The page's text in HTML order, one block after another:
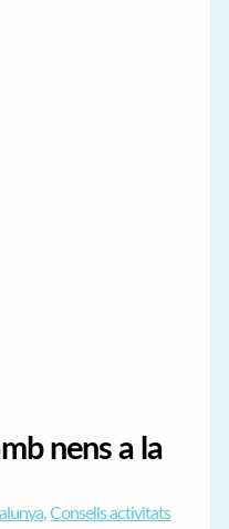
nens a la
,Consells activitats